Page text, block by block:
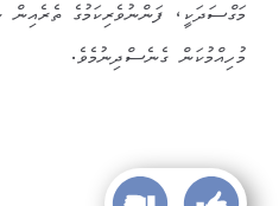
މަގްސަދަކީ، ފަންނުވެރިކަމުގެ
މުހިއްމުކަން ގެނެސްދިނުމެވެ.